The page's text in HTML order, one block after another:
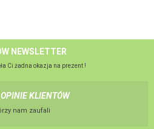
NEWSLETTER
Ci żadna okazja na prezent !
KLIENTÓW
nam zaufali